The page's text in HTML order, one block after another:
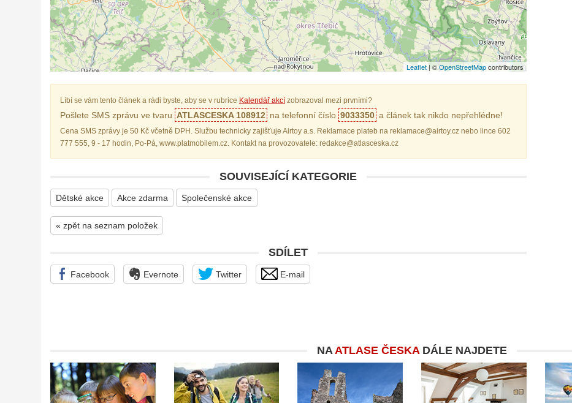
Leaflet| ©OpenStreetMapcontributors
Líbí se vám tento článek a rádi byste, aby se v rubrice Kalendář akcí zobrazoval mezi prvními?
Pošlete SMS zprávu ve tvaru ATLASCESKA 108912 na telefonní číslo 9033350 a článek tak nikdo nepřehlédne!
Cena SMS zprávy je 50 Kč včetně DPH. Službu technicky zajišťuje Airtoy a.s. Reklamace plateb na reklamace@airtoy.cz nebo lince 602
777 555, 9 - 17 hodin, Po-Pá, www.platmobilem.cz. Kontakt na provozovatele: redakce@atlasceska.cz
SOUVISEJÍCÍ KATEGORIE
Dětské akce Akce zdarma Společenské akce
« zpět na seznam položek
SDÍLET
Facebook Evernote Twitter E-mail
NAATLASE ČESKADÁLE NAJDETE